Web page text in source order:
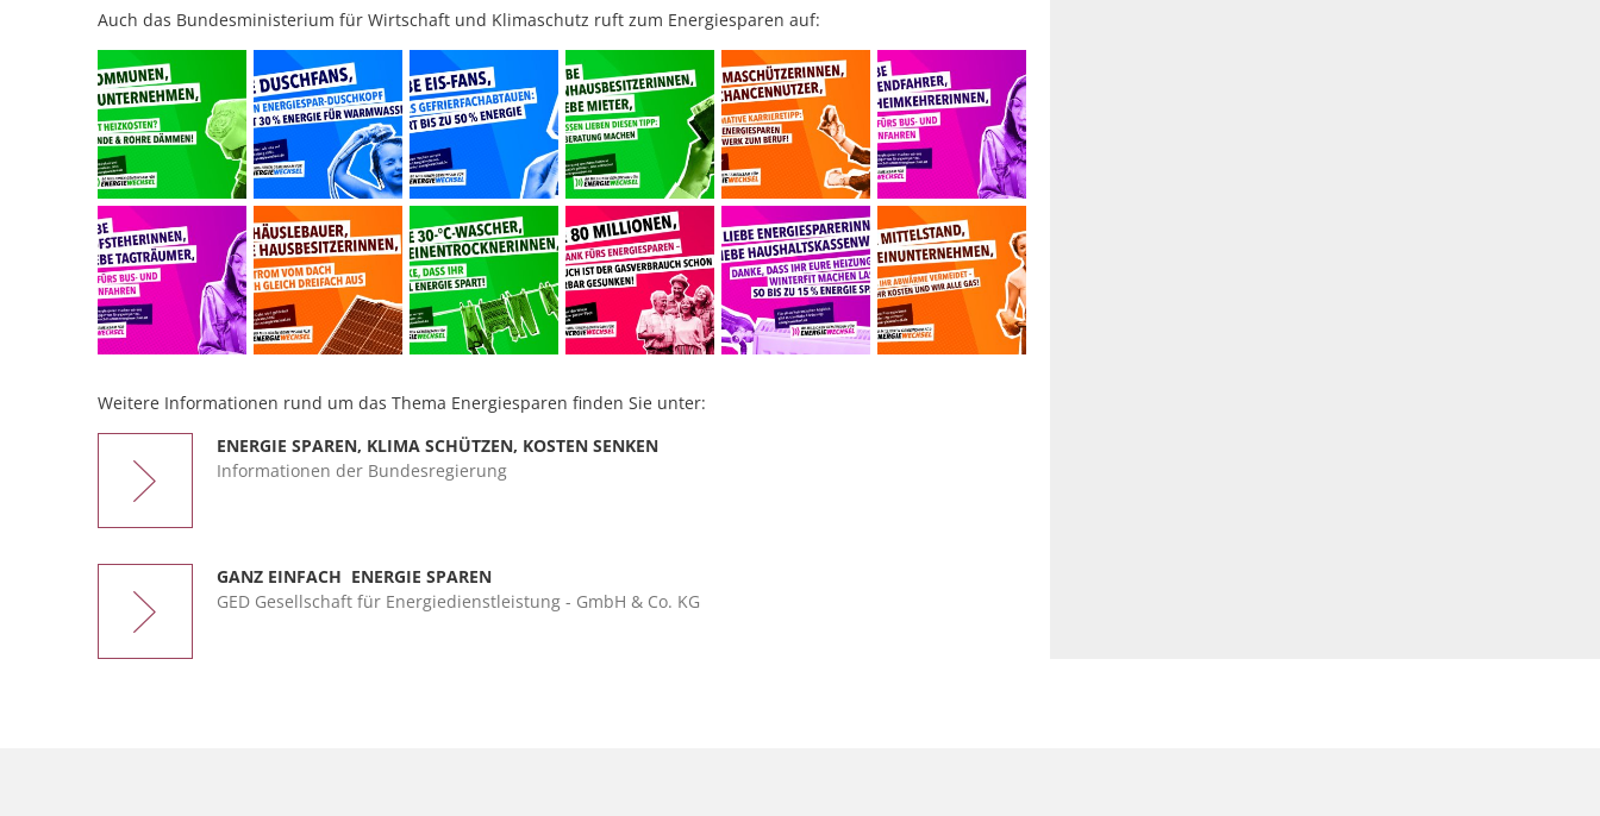
Auch das Bundesministerium für Wirtschaft und Klimaschutz ruft zum Energiesparen auf:
Weitere Informationen rund um das Thema Energiesparen finden Sie unter:
ENERGIE SPAREN, KLIMA SCHÜTZEN, KOSTEN SENKEN
Informationen der Bundesregierung
GANZ EINFACH ENERGIE SPAREN
GED Gesellschaft für Energiedienstleistung - GmbH & Co. KG